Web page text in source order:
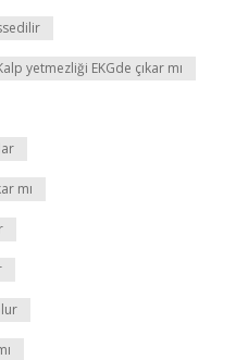
yetmezliği EKGde çıkar mı
mı